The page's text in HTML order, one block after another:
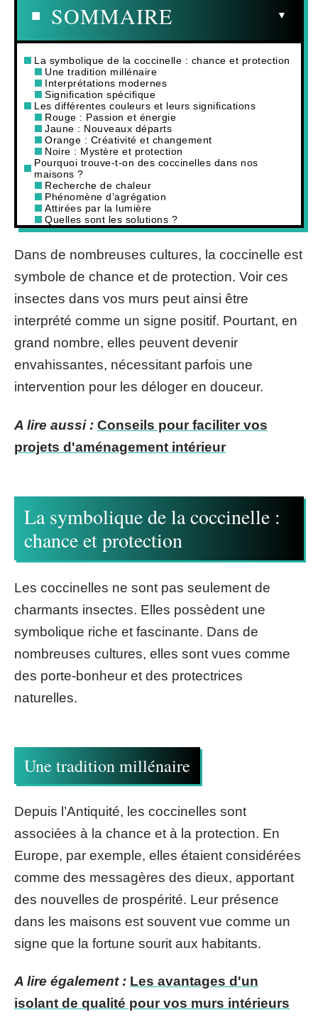
SOMMAIRE
La symbolique de la coccinelle : chance et protection
Une tradition millénaire
Interprétations modernes
Signification spécifique
Les différentes couleurs et leurs significations
Rouge : Passion et énergie
Jaune : Nouveaux départs
Orange : Créativité et changement
Noire : Mystère et protection
Pourquoi trouve-t-on des coccinelles dans nos
maisons ?
Recherche de chaleur
Phénomène d’agrégation
Attirées par la lumière
Quelles sont les solutions ?
Dans de nombreuses cultures, la coccinelle est
symbole de chance et de protection. Voir ces
insectes dans vos murs peut ainsi être
interprété comme un signe positif. Pourtant, en
grand nombre, elles peuvent devenir
envahissantes, nécessitant parfois une
intervention pour les déloger en douceur.
A lire aussi : Conseils pour faciliter vos
projets d'aménagement intérieur
La symbolique de la coccinelle :
chance et protection
Les coccinelles ne sont pas seulement de
charmants insectes. Elles possèdent une
symbolique riche et fascinante. Dans de
nombreuses cultures, elles sont vues comme
des porte-bonheur et des protectrices
naturelles.
Une tradition millénaire
Depuis l’Antiquité, les coccinelles sont
associées à la chance et à la protection. En
Europe, par exemple, elles étaient considérées
comme des messagères des dieux, apportant
des nouvelles de prospérité. Leur présence
dans les maisons est souvent vue comme un
signe que la fortune sourit aux habitants.
A lire également : Les avantages d'un
isolant de qualité pour vos murs intérieurs